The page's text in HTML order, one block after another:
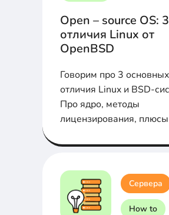
Open – source OS: 3
отличия Linux от
OpenBSD
Говорим про 3 основных
отличия Linux и BSD-
Про ядро, методы
лицензирования,
Сервера
How to